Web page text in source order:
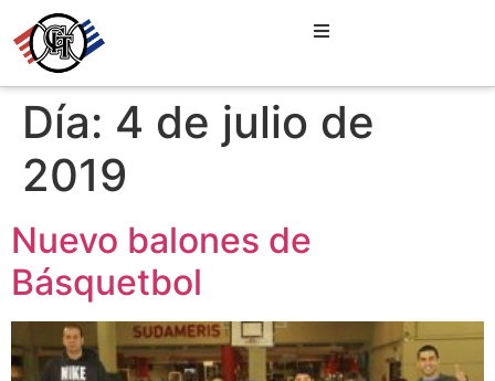
Día: 4 de julio de
2019
Nuevo balones de
Básquetbol